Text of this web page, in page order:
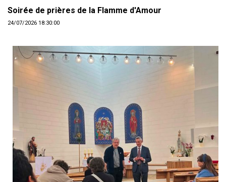
Soirée de prières de la Flamme d'Amour
24/07/2026 18:30:00